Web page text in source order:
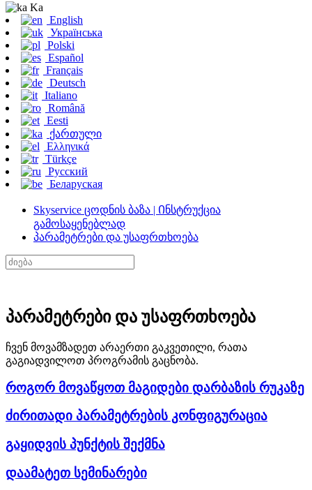
Ka
English
Українська
Polski
Español
Français
Deutsch
Italiano
Română
Eesti
ქართული
Ελληνικά
Türkçe
Русский
Беларуская
Skyservice ცოდნის ბაზა | Ინსტრუქცია
გამოსაყენებლად
პარამეტრები და უსაფრთხოება
პარამეტრები და უსაფრთხოება
ჩვენ მოვამზადეთ არაერთი გაკვეთილი, რათა
გაგიადვილოთ პროგრამის გაცნობა.
როგორ მოვაწყოთ მაგიდები დარბაზის რუკაზე
ძირითადი პარამეტრების კონფიგურაცია
გაყიდვის პუნქტის შექმნა
დაამატეთ სემინარები